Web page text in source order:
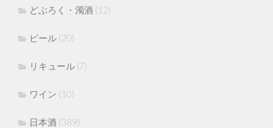
どぶろく・濁酒 (12)
ビール (20)
リキュール (7)
ワイン (10)
日本酒 (389)